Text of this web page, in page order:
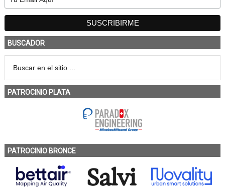
BUSCADOR
PATROCINIO PLATA
PATROCINIO BRONCE